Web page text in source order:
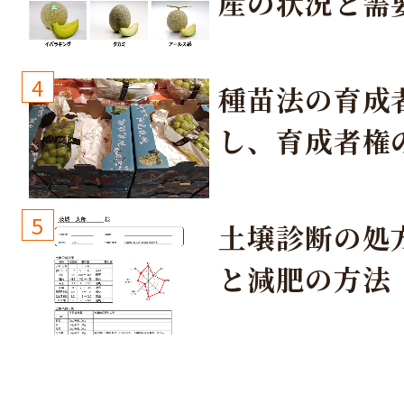
4
種苗法の育成
し、育成者権
しょう！
5
土壌診断の処
と減肥の方法